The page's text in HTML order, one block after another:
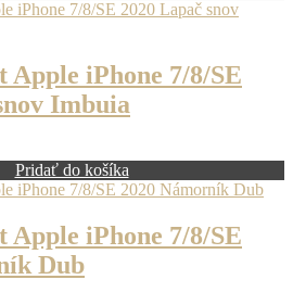
iPhone 7/8/SE
Imbuia
Pridať do košíka
iPhone 7/8/SE
Dub